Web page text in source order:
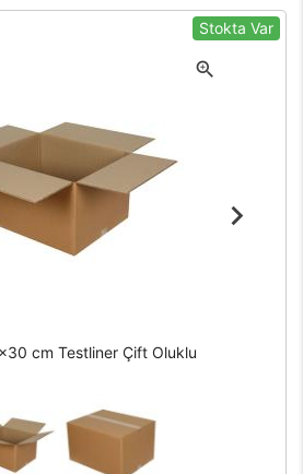
Stokta Var
cm Testliner Çift Oluklu